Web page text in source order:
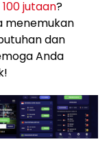
jutaan?
menemukan
dan
Anda